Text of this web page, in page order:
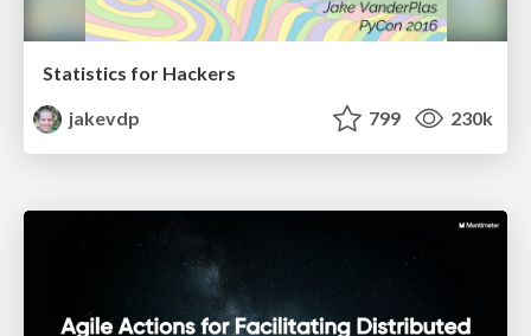
Statistics for Hackers
jakevdp
799 230k